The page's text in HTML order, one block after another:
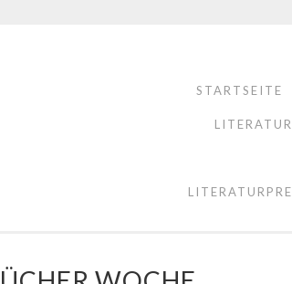
STARTSEITE